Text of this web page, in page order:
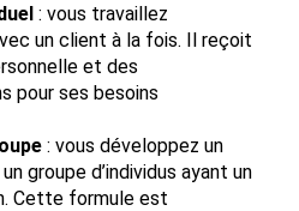
: vous travaillez
un client à la fois. Il reçoit
et des
pour ses besoins
: vous développez un
groupe d’individus ayant un
Cette formule est